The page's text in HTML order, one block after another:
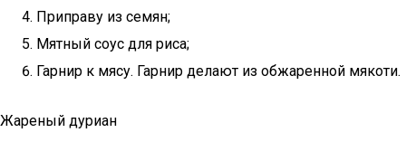
Приправу из семян;
Мятный соус для риса;
Гарнир к мясу. Гарнир делают из обжаренной мякоти.
Жареный дуриан